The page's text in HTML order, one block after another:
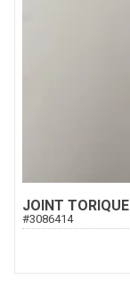
JOINT TORIQUE
#3086414